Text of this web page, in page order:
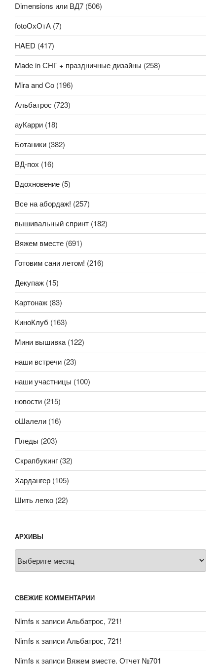
Dimensions или ВД7 (506)
fotoОхОтА (7)
HAED (417)
Made in СНГ + праздничные дизайны (258)
Mira and Co (196)
Альбатрос (723)
ауКарри (18)
Ботаники (382)
ВД-пох (16)
Вдохновение (5)
Все на абордаж! (257)
вышивальный спринт (182)
Вяжем вместе (691)
Готовим сани летом! (216)
Декупаж (15)
Картонаж (83)
КиноКлуб (163)
Мини вышивка (122)
наши встречи (23)
наши участницы (100)
новости (215)
оШалели (16)
Пледы (203)
Скрапбукинг (32)
Хардангер (105)
Шить легко (22)
АРХИВЫ
СВЕЖИЕ КОММЕНТАРИИ
Nimfs к записиАльбатрос, 721!
Nimfs к записиАльбатрос, 721!
Nimfs к записи Вяжем вместе. Отчет №701